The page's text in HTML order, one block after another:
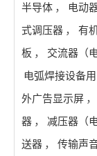
半导体 ， 电动
式调压器 ， 有
板 ， 交流器（电
电弧焊接设备
外广告显示屏 ，
器 ， 减压器（
送器 ， 传输声